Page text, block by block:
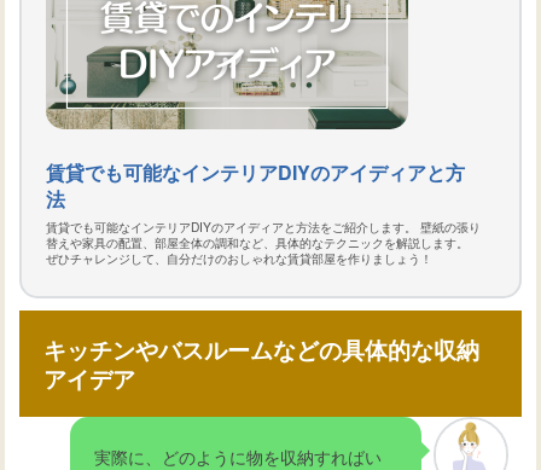
賃貸でも可能なインテリアDIYのアイディアと方
法
賃貸でも可能なインテリアDIYのアイディアと方法をご紹介します。 壁紙の張り
替えや家具の配置、部屋全体の調和など、具体的なテクニックを解説します。
ぜひチャレンジして、自分だけのおしゃれな賃貸部屋を作りましょう！
キッチンやバスルームなどの具体的な収納
アイデア
実際に、どのように物を収納すればい